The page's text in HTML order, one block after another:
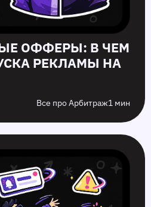
ОФФЕРЫ: В ЧЕМ
РЕКЛАМЫ НА
Все про Арбитраж1 мин